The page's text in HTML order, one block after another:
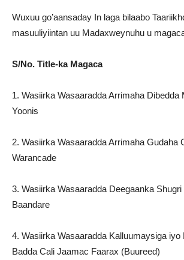
Wuxuu go’aansaday In laga bilaabo
masuuliyiintan uu Madaxweynuhu u
S/No. Title-ka Magaca
1. Wasiirka Wasaaradda Arrimaha Dibedda
Yoonis
2. Wasiirka Wasaaradda Arrimaha Gudaha
Warancade
3. Wasiirka Wasaaradda Deegaanka
Baandare
4. Wasiirka Wasaaradda Kalluumaysiga iyo
Badda Cali Jaamac Faarax (Buureed)